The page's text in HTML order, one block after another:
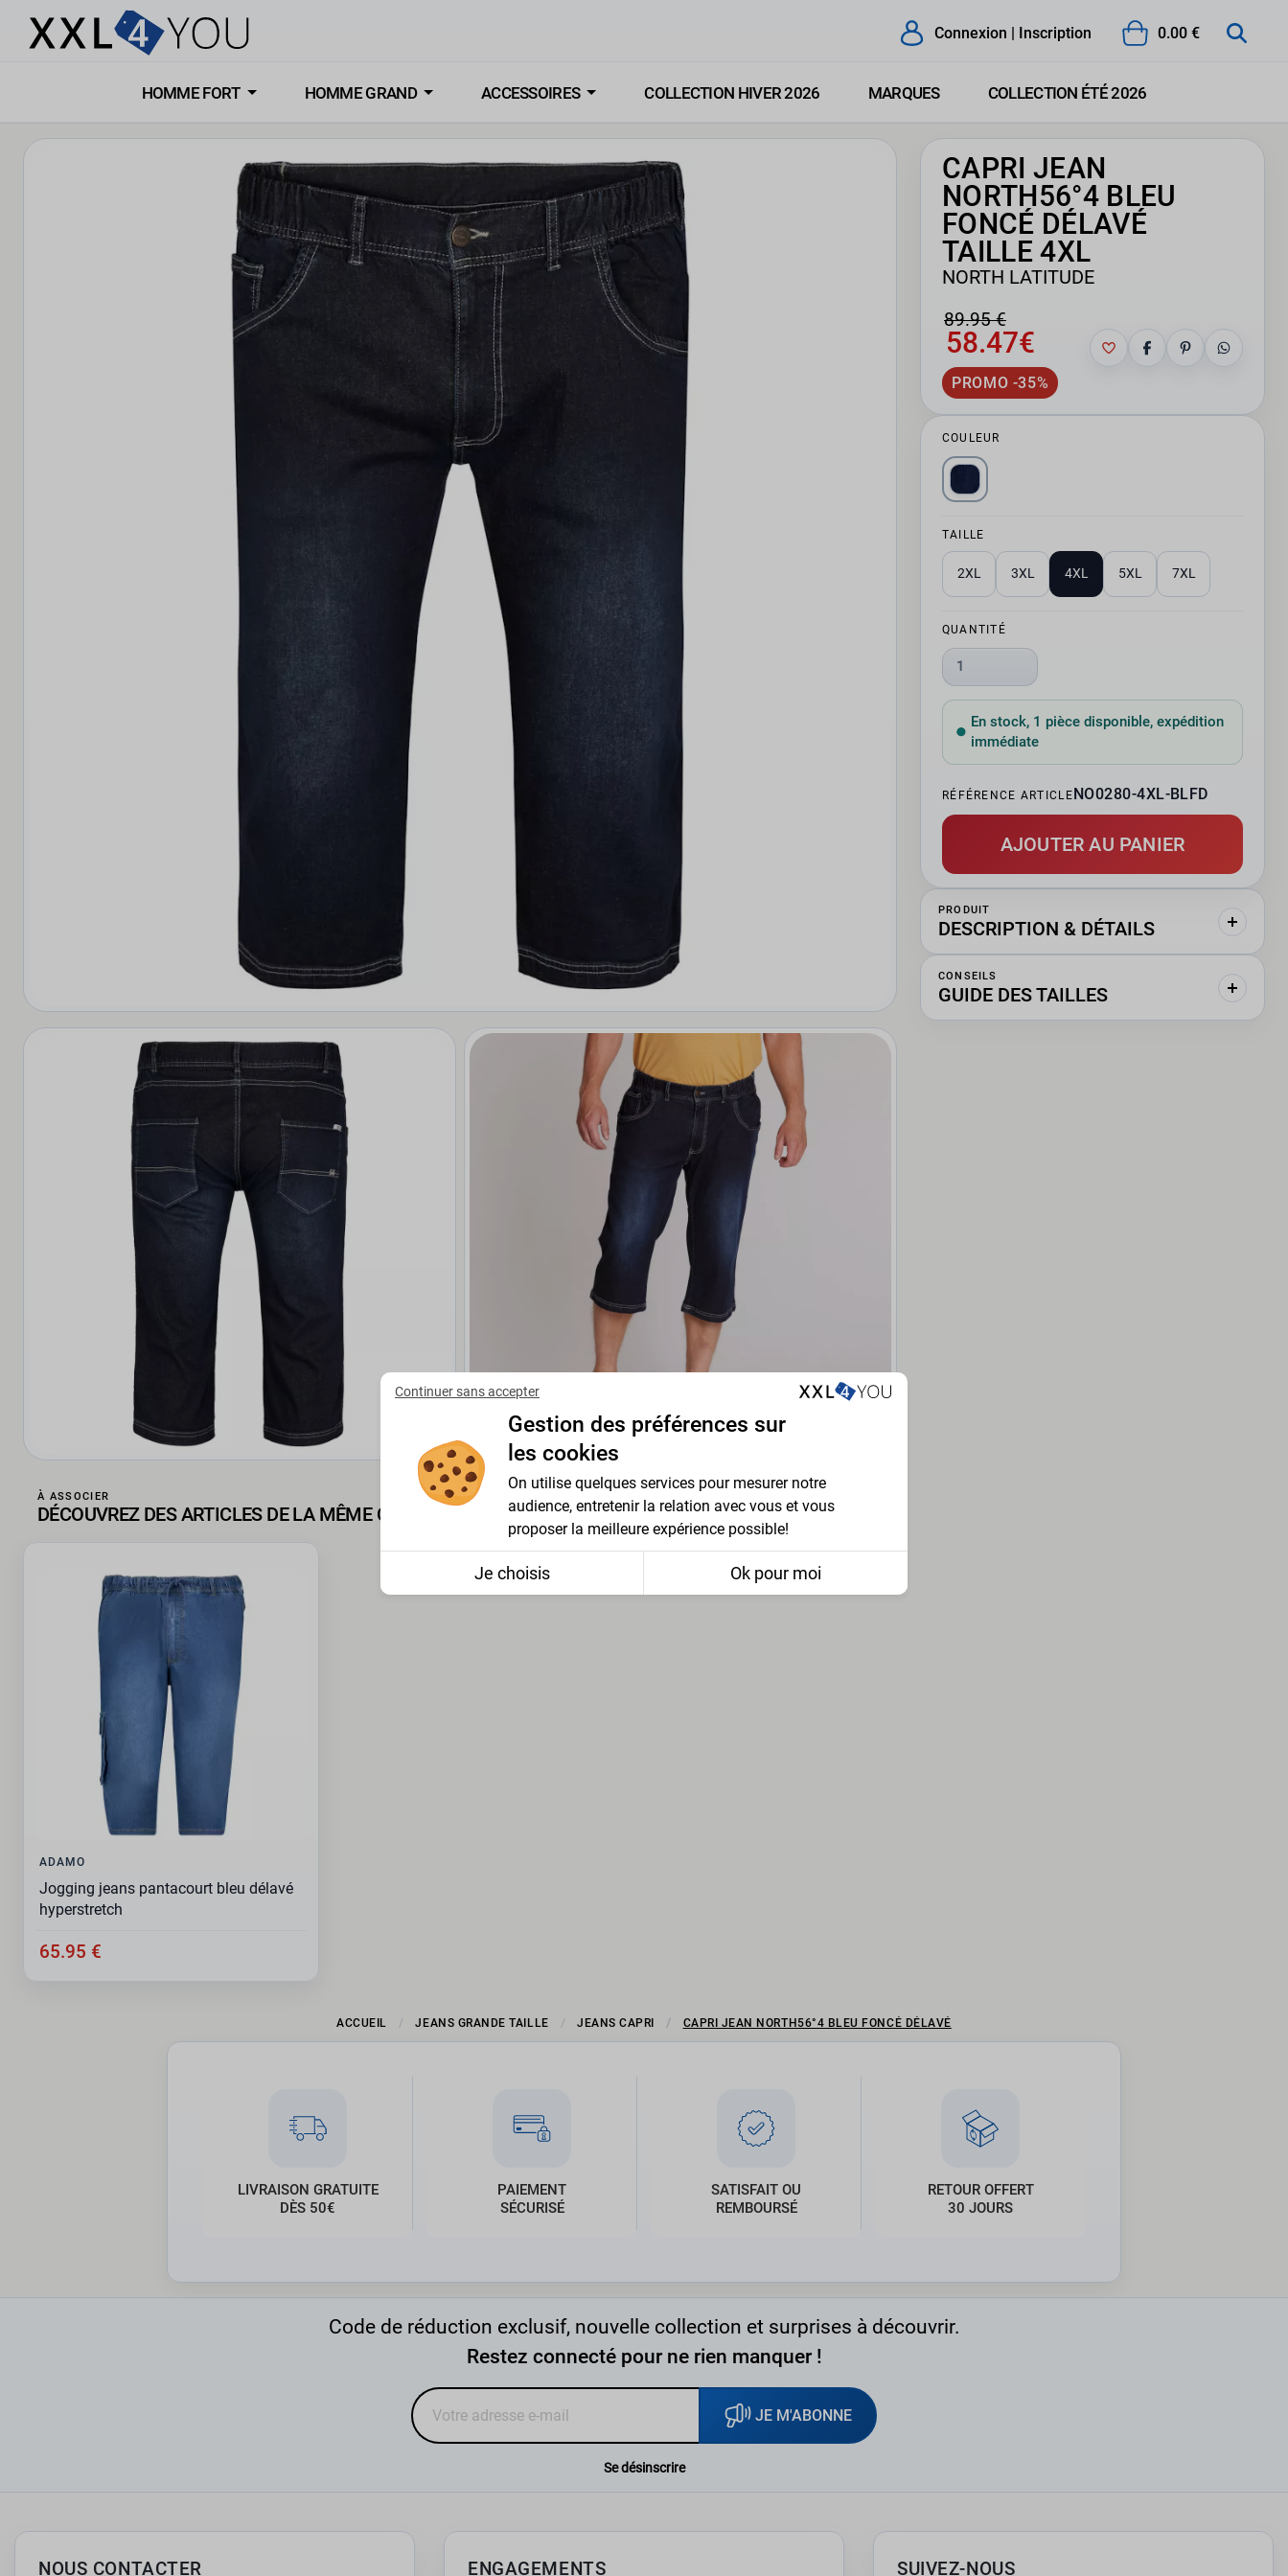
Connexion | Inscription 0.00 €
HOMME FORT HOMME GRAND ACCESSOIRES COLLECTION HIVER 2026 MARQUES COLLECTION ÉTÉ 2026
CAPRI JEAN
NORTH56°4 BLEU
FONCÉ DÉLAVÉ
TAILLE 4XL
NORTH LATITUDE
89.95 €
58.47€
PROMO -35%
COULEUR
TAILLE
2XL 3XL 4XL 5XL 7XL
QUANTITÉ
1
En stock, 1 pièce disponible, expédition
immédiate
RÉFÉRENCE ARTICLENO0280-4XL-BLFD
AJOUTER AU PANIER
PRODUIT
DESCRIPTION & DÉTAILS
CONSEILS
GUIDE DES TAILLES
À ASSOCIER
DÉCOUVREZ DES ARTICLES DE LA MÊME COLLECTION
ADAMO
Jogging jeans pantacourt bleu délavé
hyperstretch
65.95 €
ACCUEIL JEANS GRANDE TAILLE JEANS CAPRI CAPRI JEAN NORTH56°4 BLEU FONCÉ DÉLAVÉ
LIVRAISON GRATUITE
DÈS 50€
PAIEMENT
SÉCURISÉ
SATISFAIT OU
REMBOURSÉ
RETOUR OFFERT
30 JOURS
Code de réduction exclusif, nouvelle collection et surprises à découvrir.
Restez connecté pour ne rien manquer !
JE M'ABONNE
Se désinscrire
NOUS CONTACTER ENGAGEMENTS SUIVEZ-NOUS
Continuer sans accepter
Gestion des préférences sur
les cookies
On utilise quelques services pour mesurer notre
audience, entretenir la relation avec vous et vous
proposer la meilleure expérience possible!
Je choisis Ok pour moi